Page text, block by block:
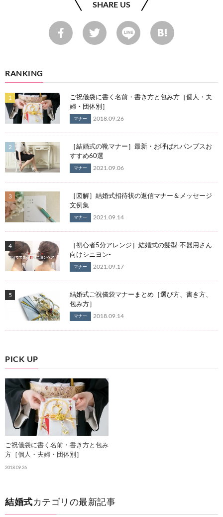
SHARE US
RANKING
ご祝儀袋に書く名前・書き方と包み方［個人・夫
婦・団体別］
マナー 2018.09.26
［結婚式の靴マナー］最新・お呼ばれパンプスお
すすめ60選
マナー 2021.09.06
［図解］結婚式招待状の返信マナー＆メッセージ
文例集
マナー 2021.09.14
［初心者5分アレンジ］結婚式の髪型-不器用さん
向けシニヨン-
マナー 2021.09.17
結婚式ご祝儀袋マナーまとめ［選び方、書き方、
包み方］
マナー 2018.09.14
PICK UP
ご祝儀袋に書く名前・書き方と包み
方［個人・夫婦・団体別］
2018.09.26
結婚式カテゴリの最新記事